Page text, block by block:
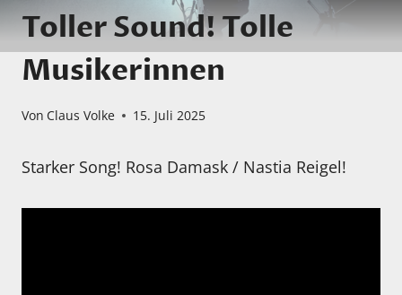
Toller Sound! Tolle
Musikerinnen
Von Claus Volke 15. Juli 2025
Starker Song! Rosa Damask / Nastia Reigel!